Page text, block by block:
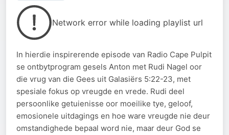
Network error while loading playlist url
In hierdie inspirerende episode van Radio Cape Pulpit
se ontbytprogram gesels Anton met Rudi Nagel oor
die vrug van die Gees uit Galasiërs 5:22-23, met
spesiale fokus op vreugde en vrede. Rudi deel
persoonlike getuienisse oor moeilike tye, geloof,
emosionele uitdagings en hoe ware vreugde nie deur
omstandighede bepaal word nie, maar deur God se